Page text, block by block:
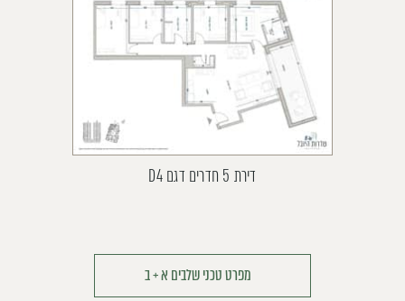
דירת 5 חדרים דגם D4
מפרט טכני שלבים א + ב